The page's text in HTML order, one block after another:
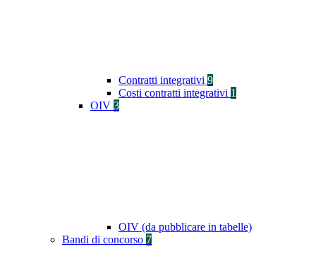
Contratti integrativi 9
Costi contratti integrativi 1
OIV 3
OIV (da pubblicare in tabelle)
Bandi di concorso 7